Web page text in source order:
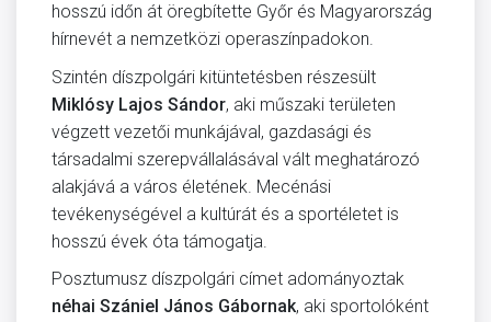
hosszú időn át öregbítette Győr és Magyarország
hírnevét a nemzetközi operaszínpadokon.
Szintén díszpolgári kitüntetésben részesült
Miklósy Lajos Sándor, aki műszaki területen
végzett vezetői munkájával, gazdasági és
társadalmi szerepvállalásával vált meghatározó
alakjává a város életének. Mecénási
tevékenységével a kultúrát és a sportéletet is
hosszú évek óta támogatja.
Posztumusz díszpolgári címet adományoztak
néhai Szániel János Gábornak, aki sportolóként